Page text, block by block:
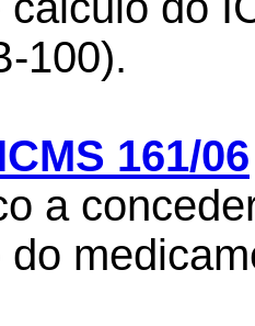
100).
161/06
a
do